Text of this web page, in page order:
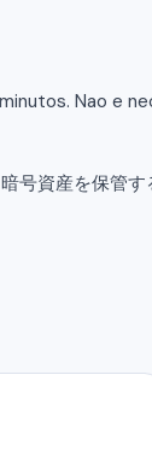
Nao e
資産を保管す